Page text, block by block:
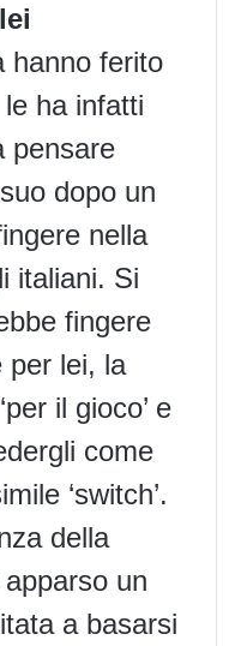
hanno ferito
le ha infatti
pensare
dopo un
nella
italiani. Si
fingere
per lei, la
il gioco’ e
come
‘switch’.
della
un
a basarsi